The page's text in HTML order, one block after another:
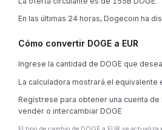
En las últimas 24 horas, Dogecoin ha
Cómo convertir DOGE a EUR
Ingrese la cantidad de DOGE que
La calculadora mostrará el equivalente
Regístrese para obtener una cuenta
vender o intercambiar DOGE